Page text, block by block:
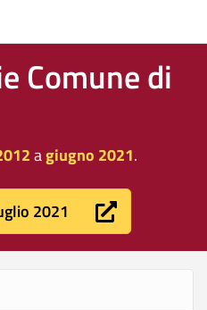
Comune di
agiugno 2021.
2021